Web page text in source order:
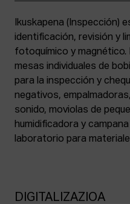
Ikuskapena (Inspección)
identificación, revisión y
fotoquímico y magnético.
mesas individuales de
para la inspección y
negativos,
sonido, moviolas de
humidificadora y
laboratorio para
DIGITALIZAZIOA